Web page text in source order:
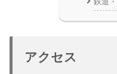
アクセス